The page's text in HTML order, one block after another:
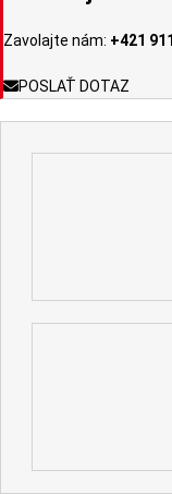
Zavolajte nám: +421
POSLAŤ DOTAZ